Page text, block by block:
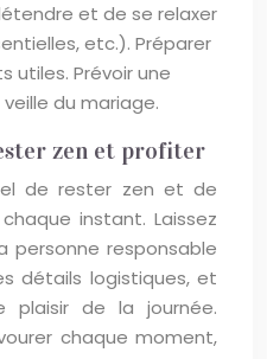
et de se relaxer
etc.). Préparer
utiles. Prévoir une
du mariage.
zen et profiter
de rester zen et de
instant. Laissez
personne responsable
détails logistiques, et
plaisir de la journée.
chaque moment,